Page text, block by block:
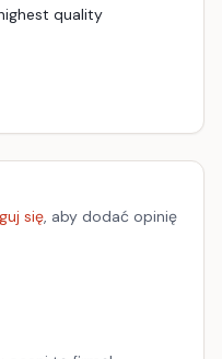
quality
się, aby dodać opinię